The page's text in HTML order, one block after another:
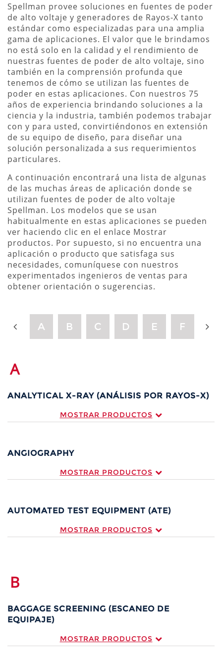
Spellman provee soluciones en fuentes de poder
de alto voltaje y generadores de Rayos-X tanto
estándar como especializadas para una amplia
gama de aplicaciones. El valor que le brindamos
no está solo en la calidad y el rendimiento de
nuestras fuentes de poder de alto voltaje, sino
también en la comprensión profunda que
tenemos de cómo se utilizan las fuentes de
poder en estas aplicaciones. Con nuestros 75
años de experiencia brindando soluciones a la
ciencia y la industria, también podemos trabajar
con y para usted, convirtiéndonos en extensión
de su equipo de diseño, para diseñar una
solución personalizada a sus requerimientos
particulares.
A continuación encontrará una lista de algunas
de las muchas áreas de aplicación donde se
utilizan fuentes de poder de alto voltaje
Spellman. Los modelos que se usan
habitualmente en estas aplicaciones se pueden
ver haciendo clic en el enlace Mostrar
productos. Por supuesto, si no encuentra una
aplicación o producto que satisfaga sus
necesidades, comuníquese con nuestros
experimentados ingenieros de ventas para
obtener orientación o sugerencias.
Z A B C D E F G
A
ANALYTICAL X-RAY (ANÁLISIS POR RAYOS-X)
MOSTRAR PRODUCTOS
ANGIOGRAPHY
MOSTRAR PRODUCTOS
AUTOMATED TEST EQUIPMENT (ATE)
MOSTRAR PRODUCTOS
B
BAGGAGE SCREENING (ESCANEO DE
EQUIPAJE)
MOSTRAR PRODUCTOS